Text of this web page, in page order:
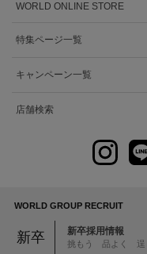
WORLD ONLINE STORE
特集ページ一覧
キャンペーン一覧
店舗検索
WORLD GROUP RECRUIT
新卒 新卒採用情報
挑もう 品よく 逞